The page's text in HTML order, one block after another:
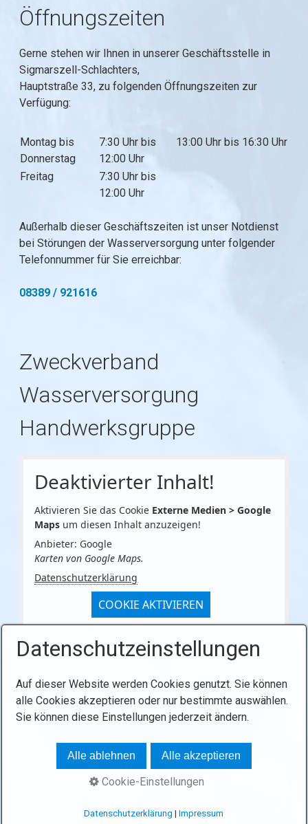
Öffnungszeiten
Gerne stehen wir Ihnen in unserer Geschäftsstelle in
Sigmarszell-Schlachters,
Hauptstraße 33, zu folgenden Öffnungszeiten zur
Verfügung:
Montag bis
Donnerstag
7:30 Uhr bis
12:00 Uhr
13:00 Uhr bis 16:30 Uhr
Freitag
7:30 Uhr bis
12:00 Uhr
Außerhalb dieser Geschäftszeiten ist unser Notdienst
bei Störungen der Wasserversorgung unter folgender
Telefonnummer für Sie erreichbar:
08389 / 921616
Zweckverband
Wasserversorgung
Handwerksgruppe
Deaktivierter Inhalt!
Aktivieren Sie das Cookie Externe Medien > Google
Maps um diesen Inhalt anzuzeigen!
Anbieter: Google
Karten von Google Maps.
Datenschutzerklärung
COOKIE AKTIVIEREN
Startseite Kontakt Impressum Datenschutz
Handwerksgruppe
Datenschutzeinstellungen
Auf dieser Website werden Cookies genutzt. Sie können
alle Cookies akzeptieren oder nur bestimmte auswählen.
Sie können diese Einstellungen jederzeit ändern.
Alle ablehnen Alle akzeptieren
Cookie-Einstellungen
Datenschutzerklärung |Impressum